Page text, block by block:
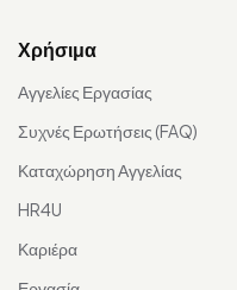
Χρήσιμα
Αγγελίες Εργασίας
Συχνές Ερωτήσεις (FAQ)
Καταχώρηση Αγγελίας
HR4U
Καριέρα